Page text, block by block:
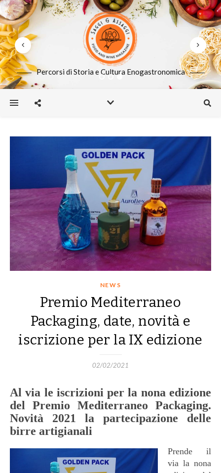
Percorsi di Storia e Cultura Enogastronomica
NEWS
Premio Mediterraneo
Packaging, date, novità e
iscrizione per la IX edizione
02/02/2021
Al via le iscrizioni per la nona edizione
del Premio Mediterraneo Packaging.
Novità 2021 la partecipazione delle
birre artigianali
Prende il
via la nona